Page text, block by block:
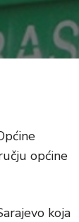
općine
koja